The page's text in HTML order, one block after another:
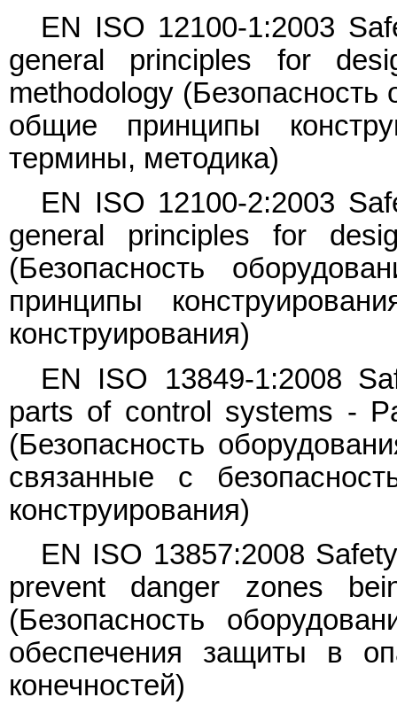
EN ISO 12100-1:2003
general principles for
methodology
общие принципы
термины, методика)
EN ISO 12100-2:2003
general principles for
(Безопасность
принципы
конструирования)
EN ISO 13849-1:2008
parts of control systems -
(Безопасность
связанные с
конструирования)
EN ISO 13857:2008
prevent danger zones
(Безопасность
обеспечения защиты в
конечностей)